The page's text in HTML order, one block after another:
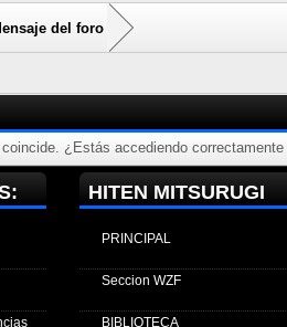
del foro
¿Estás accediendo
HITEN MITSURUGI
PRINCIPAL
Seccion WZF
BIBLIOTECA